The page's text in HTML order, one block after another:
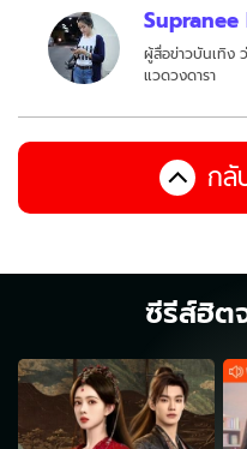
Supranee
ผู้สื่อข่าวบันเทิง
แวดวงดารา
กลั
ซีรีส์ฮิต